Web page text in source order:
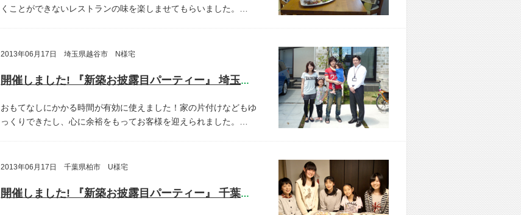
くことができないレストランの味を楽しませてもらいました。…
2013年06月17日 埼玉県越谷市 N様宅
開催しました! 『新築お披露目パーティー』 埼玉県越谷市 N様宅
おもてなしにかかる時間が有効に使えました！家の片付けなどもゆ
っくりできたし、心に余裕をもってお客様を迎えられました。…
2013年06月17日 千葉県柏市 U様宅
開催しました! 『新築お披露目パーティー』 千葉県柏市 U様宅